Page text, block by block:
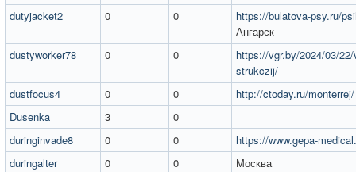
dutyjacket2
0 0
https://bulatova-psy.ru/
Ангарск
dustyworker78
0 0
https://vgr.by/2024/03/
strukczij/
dustfocus4
0 0 http://ctoday.ru/monterrej/
Dusenka
3
0
duringinvade8
0 0
https://www.gepa-
duringalter
0 0
Москва